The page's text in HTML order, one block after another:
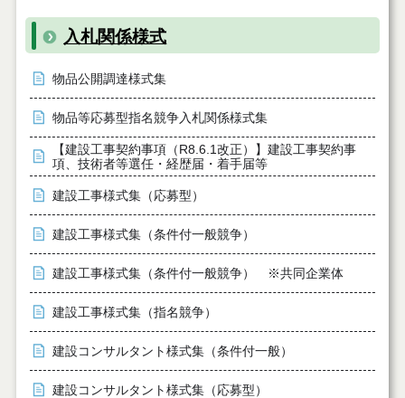
入札関係様式
物品公開調達様式集
物品等応募型指名競争入札関係様式集
【建設工事契約事項（R8.6.1改正）】建設工事契約事
項、技術者等選任・経歴届・着手届等
建設工事様式集（応募型）
建設工事様式集（条件付一般競争）
建設工事様式集（条件付一般競争） ※共同企業体
建設工事様式集（指名競争）
建設コンサルタント様式集（条件付一般）
建設コンサルタント様式集（応募型）